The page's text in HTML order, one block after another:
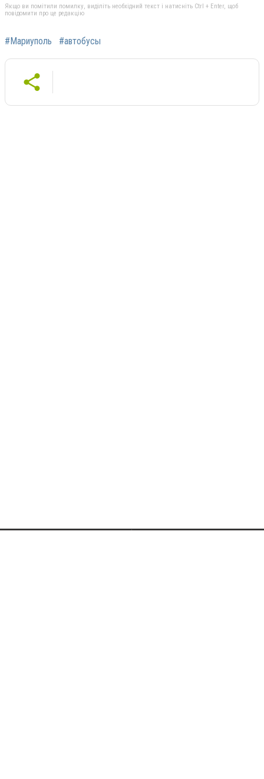
Якщо ви помітили помилку, виділіть необхідний текст і натисніть Ctrl + Enter, щоб
повідомити про це редакцію
#Мариуполь #автобусы